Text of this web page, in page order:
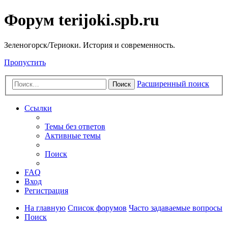
Форум terijoki.spb.ru
Зеленогорск/Териоки. История и современность.
Пропустить
Поиск Расширенный поиск
Ссылки
Темы без ответов
Активные темы
Поиск
FAQ
Вход
Регистрация
На главную Список форумов Часто задаваемые вопросы
Поиск